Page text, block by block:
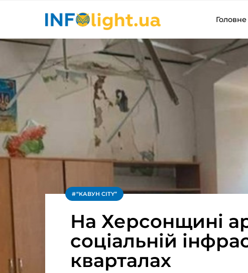
Головне
“КАВУН CITY”
На Херсонщині
соціальній
кварталах